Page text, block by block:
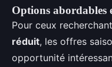
Options abordables
Pour ceux
réduit, les offres
opportunité